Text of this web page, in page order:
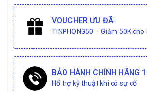
VOUCHER ƯU ĐÃI
TINPHONG50 – Giảm 50K
BẢO HÀNH CHÍNH HÃNG
Hổ trợ kỹ thuật khi có sự cố